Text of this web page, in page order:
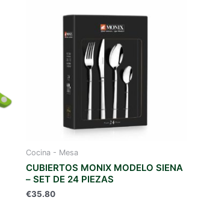
Cocina - Mesa
CUBIERTOS MONIX MODELO SIENA
– SET DE 24 PIEZAS
€35.80